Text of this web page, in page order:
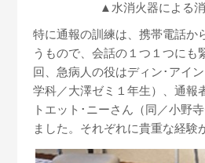
▲水消火器による
特に通報の訓練は、携帯電話か
うもので、会話の１つ１つにも
回、急病人の役はディン･アイ
学科／大澤ゼミ１年生）、通報
トエット･ニーさん（同／小野
ました。それぞれに貴重な経験